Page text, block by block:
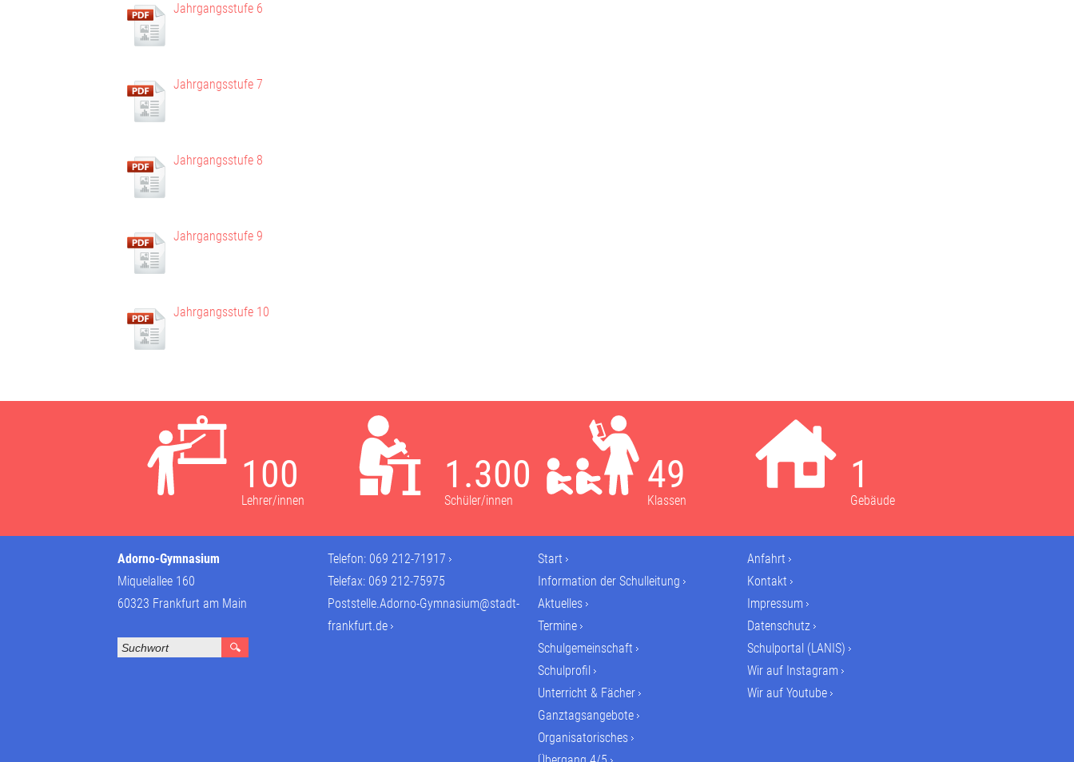
Jahrgangsstufe 6
Jahrgangsstufe 7
Jahrgangsstufe 8
Jahrgangsstufe 9
Jahrgangsstufe 10
100
Lehrer/innen
1.300
Schüler/innen
49
Klassen
1
Gebäude
Adorno-Gymnasium
Miquelallee 160
60323 Frankfurt am Main
Telefon: 069 212-71917
Telefax: 069 212-75975
Poststelle.Adorno-Gymnasium@stadt-
frankfurt.de
Start
Information der Schulleitung
Aktuelles
Termine
Schulgemeinschaft
Schulprofil
Unterricht & Fächer
Ganztagsangebote
Organisatorisches
Anfahrt
Kontakt
Impressum
Datenschutz
Schulportal (LANIS)
Wir auf Instagram
Wir auf Youtube